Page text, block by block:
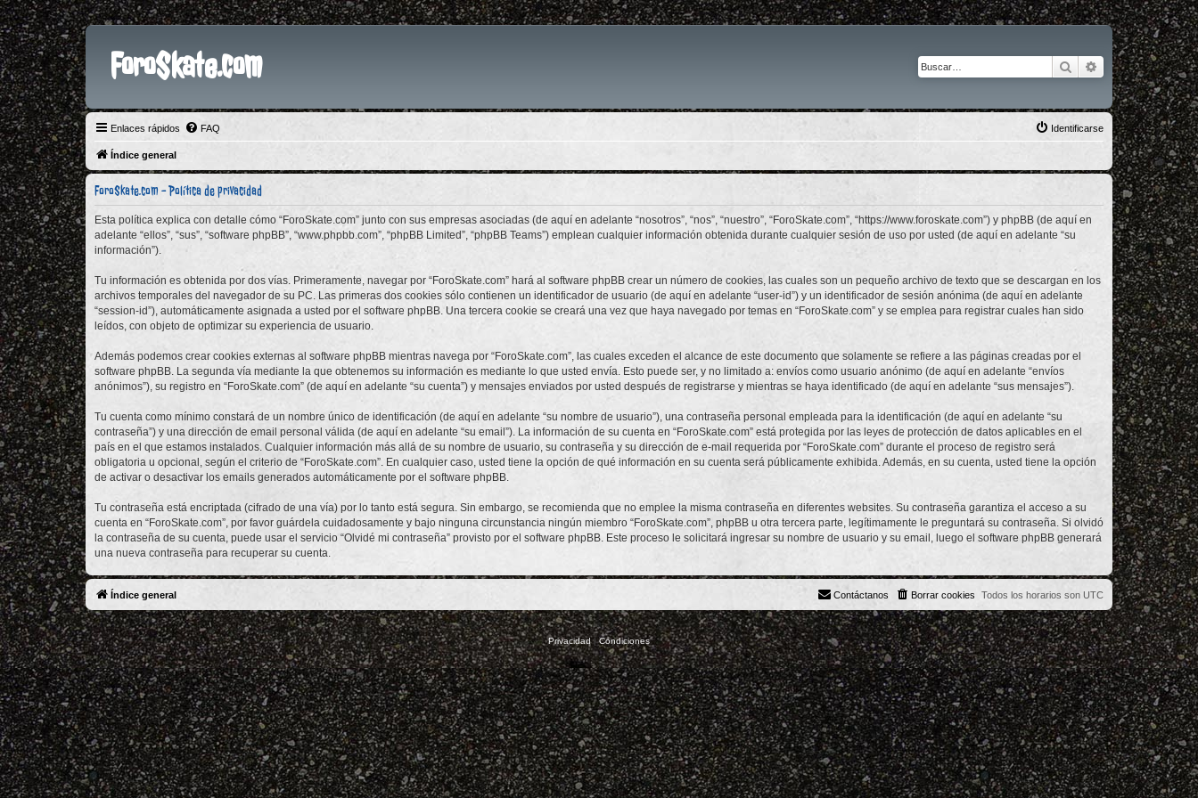
ForoSkate.com Buscar Búsqueda
Enlaces rápidos FAQ Identificarse
Índice general
ForoSkate.com - Política de privacidad
Esta política explica con detalle cómo “ForoSkate.com” junto con sus empresas asociadas (de aquí en adelante “nosotros”, “nos”, “nuestro”, “ForoSkate.com”, “https://www.foroskate.com”) y phpBB (de aquí en
adelante “ellos”, “sus”, “software phpBB”, “www.phpbb.com”, “phpBB Limited”, “phpBB Teams”) emplean cualquier información obtenida durante cualquier sesión de uso por usted (de aquí en adelante “su
información”).
Tu información es obtenida por dos vías. Primeramente, navegar por “ForoSkate.com” hará al software phpBB crear un número de cookies, las cuales son un pequeño archivo de texto que se descargan en los
archivos temporales del navegador de su PC. Las primeras dos cookies sólo contienen un identificador de usuario (de aquí en adelante “user-id”) y un identificador de sesión anónima (de aquí en adelante
“session-id”), automáticamente asignada a usted por el software phpBB. Una tercera cookie se creará una vez que haya navegado por temas en “ForoSkate.com” y se emplea para registrar cuales han sido
leídos, con objeto de optimizar su experiencia de usuario.
Además podemos crear cookies externas al software phpBB mientras navega por “ForoSkate.com”, las cuales exceden el alcance de este documento que solamente se refiere a las páginas creadas por el
software phpBB. La segunda vía mediante la que obtenemos su información es mediante lo que usted envía. Esto puede ser, y no limitado a: envíos como usuario anónimo (de aquí en adelante “envíos
anónimos”), su registro en “ForoSkate.com” (de aquí en adelante “su cuenta”) y mensajes enviados por usted después de registrarse y mientras se haya identificado (de aquí en adelante “sus mensajes”).
Tu cuenta como mínimo constará de un nombre único de identificación (de aquí en adelante “su nombre de usuario”), una contraseña personal empleada para la identificación (de aquí en adelante “su
contraseña”) y una dirección de email personal válida (de aquí en adelante “su email”). La información de su cuenta en “ForoSkate.com” está protegida por las leyes de protección de datos aplicables en el
país en el que estamos instalados. Cualquier información más allá de su nombre de usuario, su contraseña y su dirección de e-mail requerida por “ForoSkate.com” durante el proceso de registro será
obligatoria u opcional, según el criterio de “ForoSkate.com”. En cualquier caso, usted tiene la opción de qué información en su cuenta será públicamente exhibida. Además, en su cuenta, usted tiene la opción
de activar o desactivar los emails generados automáticamente por el software phpBB.
Tu contraseña está encriptada (cifrado de una vía) por lo tanto está segura. Sin embargo, se recomienda que no emplee la misma contraseña en diferentes websites. Su contraseña garantiza el acceso a su
cuenta en “ForoSkate.com”, por favor guárdela cuidadosamente y bajo ninguna circunstancia ningún miembro “ForoSkate.com”, phpBB u otra tercera parte, legítimamente le preguntará su contraseña. Si olvidó
la contraseña de su cuenta, puede usar el servicio “Olvidé mi contraseña” provisto por el software phpBB. Este proceso le solicitará ingresar su nombre de usuario y su email, luego el software phpBB generará
una nueva contraseña para recuperar su cuenta.
Índice general Todos los horarios son UTC
Borrar cookies
Contáctanos
Privacidad|Condiciones